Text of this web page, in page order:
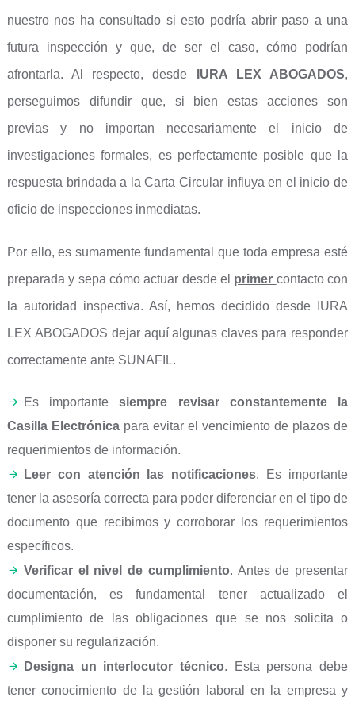
nuestro nos ha consultado si esto podría abrir paso a una
futura inspección y que, de ser el caso, cómo podrían
afrontarla. Al respecto, desde
IURA LEX ABOGADOS,
perseguimos difundir que, si bien estas acciones son
previas y no importan necesariamente el inicio de
investigaciones formales, es perfectamente posible que la
respuesta brindada a la Carta Circular influya en el inicio de
oficio de inspecciones inmediatas.
Por ello, es sumamente fundamental que toda empresa esté
preparada y sepa cómo actuar desde el primer contacto con
la autoridad inspectiva. Así, hemos decidido desde IURA
LEX ABOGADOS dejar aquí algunas claves para responder
correctamente ante SUNAFIL.
Es importantesiempre revisar constantemente la
Casilla Electrónicapara evitar el vencimiento de plazos de
requerimientos de información.
Leer con atención las notificaciones. Es importante
tener la asesoría correcta para poder diferenciar en el tipo de
documento que recibimos y corroborar los requerimientos
específicos.
Verificar el nivel de cumplimiento. Antes de presentar
documentación, es fundamental tener actualizado el
cumplimiento de las obligaciones que se nos solicita o
disponer su regularización.
Designa un interlocutor técnico. Esta persona debe
tener conocimiento de la gestión laboral en la empresa y